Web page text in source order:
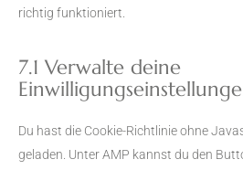
richtig funktioniert.
7.1 Verwalte deine
Du hast die Cookie-Richtlinie ohne
geladen. Unter AMP kannst du den